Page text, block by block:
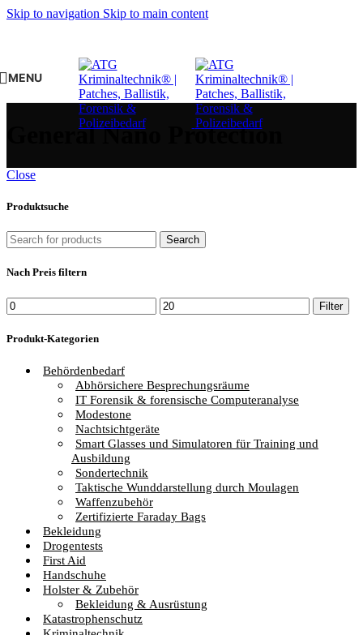
Skip to navigation Skip to main content
MENU
General Nano Protection
Close
Produktsuche
Search
Nach Preis filtern
Min.
Preis
Max.
Preis
Filter
Produkt-Kategorien
Behördenbedarf
Abhörsichere Besprechungsräume
IT Forensik & forensische Computeranalyse
Modestone
Nachtsichtgeräte
Smart Glasses und Simulatoren für Training und
Ausbildung
Sondertechnik
Taktische Wunddarstellung durch Moulagen
Waffenzubehör
Zertifizierte Faraday Bags
Bekleidung
Drogentests
First Aid
Handschuhe
Holster & Zubehör
Bekleidung & Ausrüstung
Katastrophenschutz